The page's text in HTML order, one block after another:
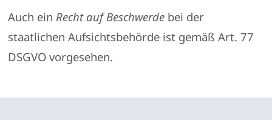
Auch ein Recht auf Beschwerde bei der
staatlichen Aufsichtsbehörde ist gemäß Art. 77
DSGVO vorgesehen.